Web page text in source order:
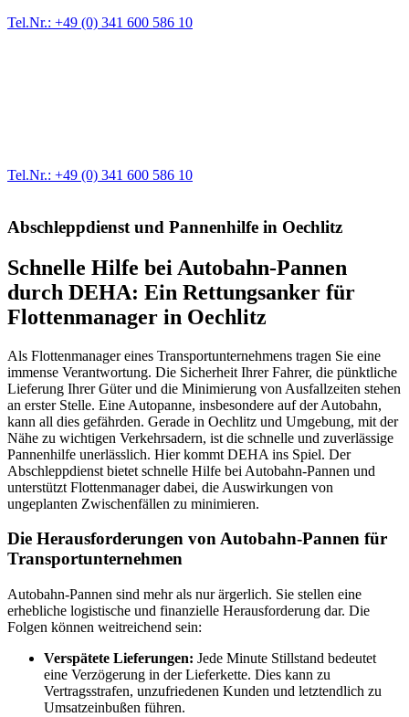
Tel.Nr.: +49 (0) 341 600 586 10
Tel.Nr.: +49 (0) 341 600 586 10
Abschleppdienst und Pannenhilfe in Oechlitz
Schnelle Hilfe bei Autobahn-Pannen
durch DEHA: Ein Rettungsanker für
Flottenmanager in Oechlitz
Als Flottenmanager eines Transportunternehmens tragen Sie eine
immense Verantwortung. Die Sicherheit Ihrer Fahrer, die pünktliche
Lieferung Ihrer Güter und die Minimierung von Ausfallzeiten stehen
an erster Stelle. Eine Autopanne, insbesondere auf der Autobahn,
kann all dies gefährden. Gerade in Oechlitz und Umgebung, mit der
Nähe zu wichtigen Verkehrsadern, ist die schnelle und zuverlässige
Pannenhilfe unerlässlich. Hier kommt DEHA ins Spiel. Der
Abschleppdienst bietet schnelle Hilfe bei Autobahn-Pannen und
unterstützt Flottenmanager dabei, die Auswirkungen von
ungeplanten Zwischenfällen zu minimieren.
Die Herausforderungen von Autobahn-Pannen für
Transportunternehmen
Autobahn-Pannen sind mehr als nur ärgerlich. Sie stellen eine
erhebliche logistische und finanzielle Herausforderung dar. Die
Folgen können weitreichend sein:
Verspätete Lieferungen: Jede Minute Stillstand bedeutet
eine Verzögerung in der Lieferkette. Dies kann zu
Vertragsstrafen, unzufriedenen Kunden und letztendlich zu
Umsatzeinbußen führen.